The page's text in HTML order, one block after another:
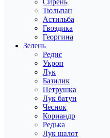
Сирень
Тюльпан
Астильба
Гвоздика
Георгина
Зелень
Редис
Укроп
Лук
Базилик
Петрушка
Лук батун
Чеснок
Кориандр
Редька
Лук шалот